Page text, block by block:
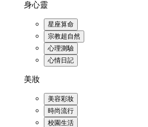
身心靈
星座算命
宗教超自然
心理測驗
心情日記
美妝
美容彩妝
時尚流行
校園生活